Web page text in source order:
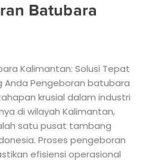
Batubara
Kalimantan: Solusi Tepat
Anda Pengeboran batubara
krusial dalam industri
di wilayah Kalimantan,
satu pusat tambang
Proses pengeboran
efisiensi operasional